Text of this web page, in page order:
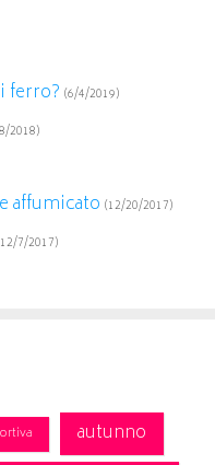
ferro? (6/4/2019)
2018)
affumicato (12/20/2017)
7/2017)
autunno